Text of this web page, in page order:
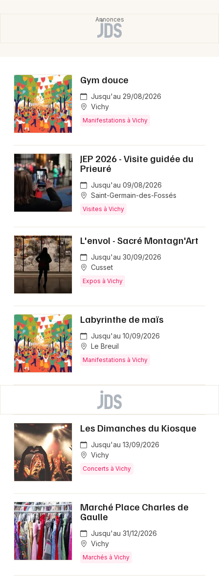
Gym douce
Jusqu'au 29/08/2026
Vichy
Manifestations à Vichy
JEP 2026 - Visite guidée du
Prieuré
Jusqu'au 09/08/2026
Saint-Germain-des-Fossés
Visites à Vichy
L'envol - Sacré Montagn'Art
Jusqu'au 30/09/2026
Cusset
Expos à Vichy
Labyrinthe de maïs
Jusqu'au 10/09/2026
Le Breuil
Manifestations à Vichy
Les Dimanches du Kiosque
Jusqu'au 13/09/2026
Vichy
Concerts à Vichy
Marché Place Charles de
Gaulle
Jusqu'au 31/12/2026
Vichy
Marchés à Vichy